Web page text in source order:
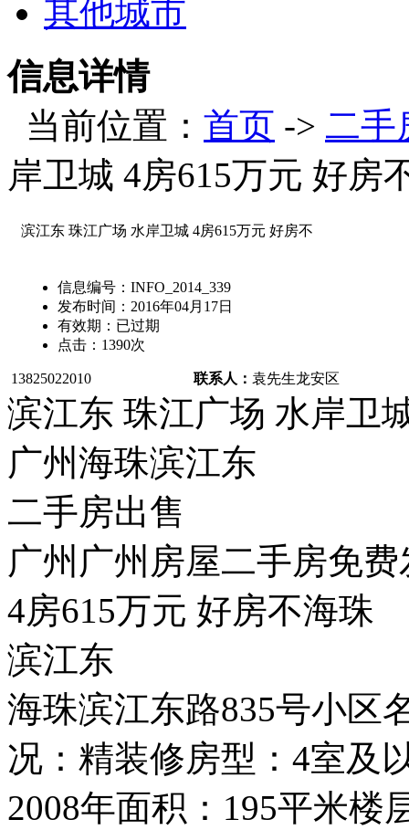
其他城市
信息详情
当前位置： 首页 -> 二手
岸卫城 4房615万元 好房
滨江东 珠江广场 水岸卫城 4房615万元 好房不
信息编号： INFO_2014_339
发布时间： 2016年04月17日
有效期： 已过期
点击： 1390次
13825022010 联系人： 袁先生龙安区
滨江东 珠江广场 水岸卫
广州海珠滨江东
二手房出售
广州广州房屋二手房免
4房615万元 好房不海珠
滨江东
海珠滨江东路835号小区
况：精装修房型：4室及
2008年面积：195平米楼